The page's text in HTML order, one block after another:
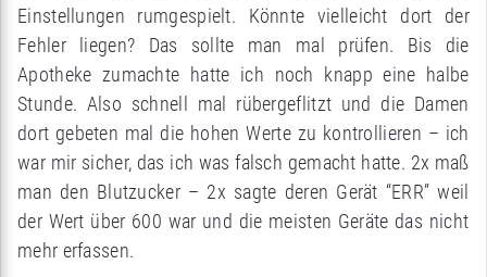
Einstellungen rumgespielt. Könnte vielleicht dort der
Fehler liegen? Das sollte man mal prüfen. Bis die
Apotheke zumachte hatte ich noch knapp eine halbe
Stunde. Also schnell mal rübergeflitzt und die Damen
dort gebeten mal die hohen Werte zu kontrollieren – ich
war mir sicher, das ich was falsch gemacht hatte. 2x maß
man den Blutzucker – 2x sagte deren Gerät “ERR” weil
der Wert über 600 war und die meisten Geräte das nicht
mehr erfassen.